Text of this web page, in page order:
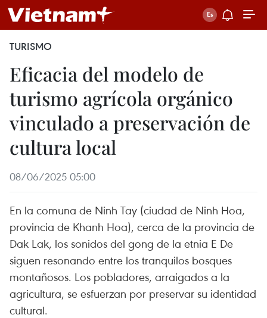
TURISMO
Eficacia del modelo de
turismo agrícola orgánico
vinculado a preservación de
cultura local
08/06/2025 05:00
En la comuna de Ninh Tay (ciudad de Ninh Hoa,
provincia de Khanh Hoa), cerca de la provincia de
Dak Lak, los sonidos del gong de la etnia E De
siguen resonando entre los tranquilos bosques
montañosos. Los pobladores, arraigados a la
agricultura, se esfuerzan por preservar su identidad
cultural.